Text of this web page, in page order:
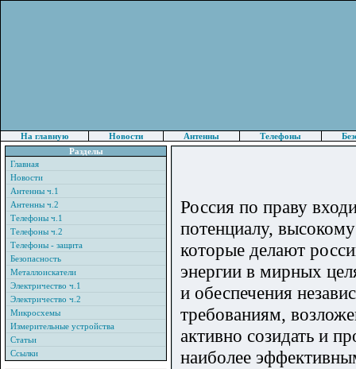
На главную Новости Антенны Телефоны
Разделы
Главная
Новости
Антенны ч.1
Антенны ч.2
Телефоны ч.1
Телефоны ч.2
Телефоны - защита
Безопасность
Металлоискатели
Электричество ч.1
Электричество ч.2
Микросхемы
Измерительные устройства
Статьи
Ссылки
Россия по праву
потенциалу,
которые делают
энергии в мирных
и обеспечения
требованиям,
активно созидать и
наиболее